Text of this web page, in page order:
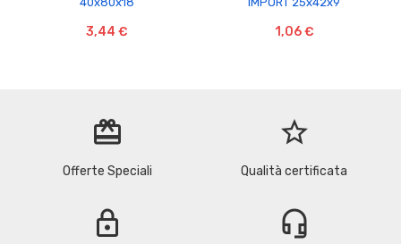
3,44 € 1,06 €
redeem
Offerte Speciali
star_border
Qualità certificata
lock headset_mic